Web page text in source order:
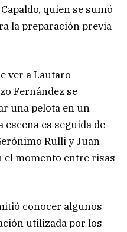
quien se sumó
la preparación previa
ver a Lautaro
Fernández se
una pelota en un
escena es seguida de
Rulli y Juan
el momento entre risas
conocer algunos
utilizada por los